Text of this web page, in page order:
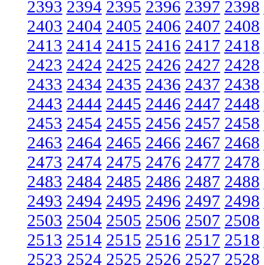
2393 2394 2395 2396 2397 2398
2403 2404 2405 2406 2407 2408
2413 2414 2415 2416 2417 2418
2423 2424 2425 2426 2427 2428
2433 2434 2435 2436 2437 2438
2443 2444 2445 2446 2447 2448
2453 2454 2455 2456 2457 2458
2463 2464 2465 2466 2467 2468
2473 2474 2475 2476 2477 2478
2483 2484 2485 2486 2487 2488
2493 2494 2495 2496 2497 2498
2503 2504 2505 2506 2507 2508
2513 2514 2515 2516 2517 2518
2523 2524 2525 2526 2527 2528